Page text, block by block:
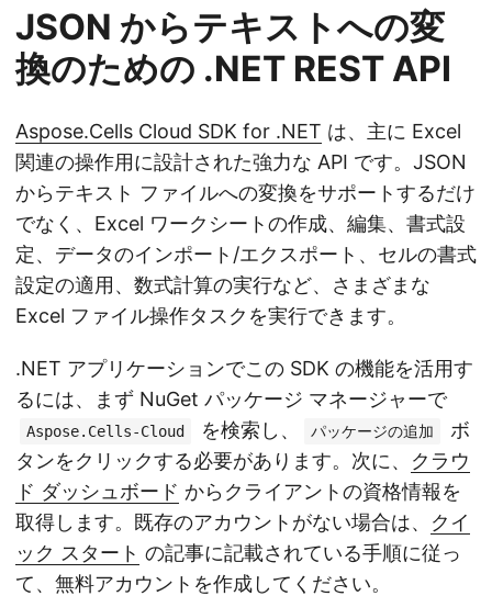
JSON からテキストへの変
換のための .NET REST API
Aspose.Cells Cloud SDK for .NET は、主に Excel
関連の操作用に設計された強力な API です。JSON
からテキスト ファイルへの変換をサポートするだけ
でなく、Excel ワークシートの作成、編集、書式設
定、データのインポート/エクスポート、セルの書式
設定の適用、数式計算の実行など、さまざまな
Excel ファイル操作タスクを実行できます。
.NET アプリケーションでこの SDK の機能を活用す
るには、まず NuGet パッケージ マネージャーで
Aspose.Cells-Cloud を検索し、 パッケージの追加
ボ
タンをクリックする必要があります。次に、 クラウ
ド ダッシュボード からクライアントの資格情報を
取得します。既存のアカウントがない場合は、 クイ
ック スタート の記事に記載されている手順に従っ
て、無料アカウントを作成してください。